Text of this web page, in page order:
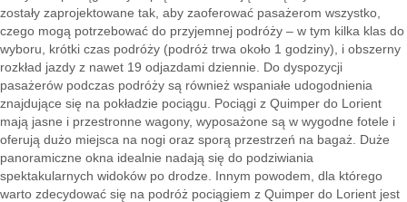
zostały zaprojektowane tak, aby zaoferować pasażerom wszystko,
czego mogą potrzebować do przyjemnej podróży – w tym kilka klas do
wyboru, krótki czas podróży (podróż trwa około 1 godziny), i obszerny
rozkład jazdy z nawet 19 odjazdami dziennie. Do dyspozycji
pasażerów podczas podróży są również wspaniałe udogodnienia
znajdujące się na pokładzie pociągu. Pociągi z Quimper do Lorient
mają jasne i przestronne wagony, wyposażone są w wygodne fotele i
oferują dużo miejsca na nogi oraz sporą przestrzeń na bagaż. Duże
panoramiczne okna idealnie nadają się do podziwiania
spektakularnych widoków po drodze. Innym powodem, dla którego
warto zdecydować się na podróż pociągiem z Quimper do Lorient jest